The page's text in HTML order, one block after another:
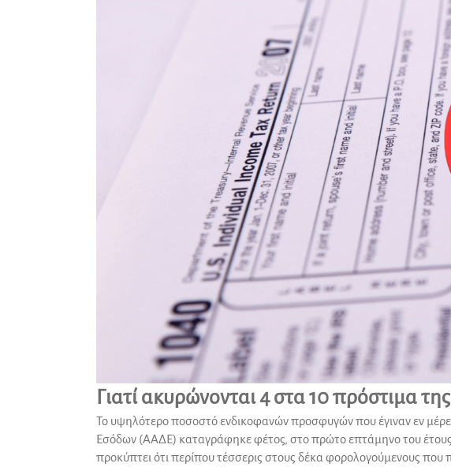
Γιατί ακυρώνονται 4 στα 10 πρόστιμα
Το υψηλότερο ποσοστό ενδικοφανών προσφυγών που έγιναν εν
Εσόδων (ΑΑΔΕ) καταγράφηκε φέτος, στο πρώτο επτάμηνο του έτους.
προκύπτει ότι περίπου τέσσερις στους δέκα φορολογούμενους